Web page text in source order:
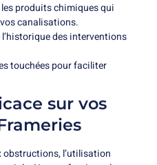
produits chimiques qui
canalisations.
des interventions
touchées pour faciliter
sur vos
obstructions, l’utilisation